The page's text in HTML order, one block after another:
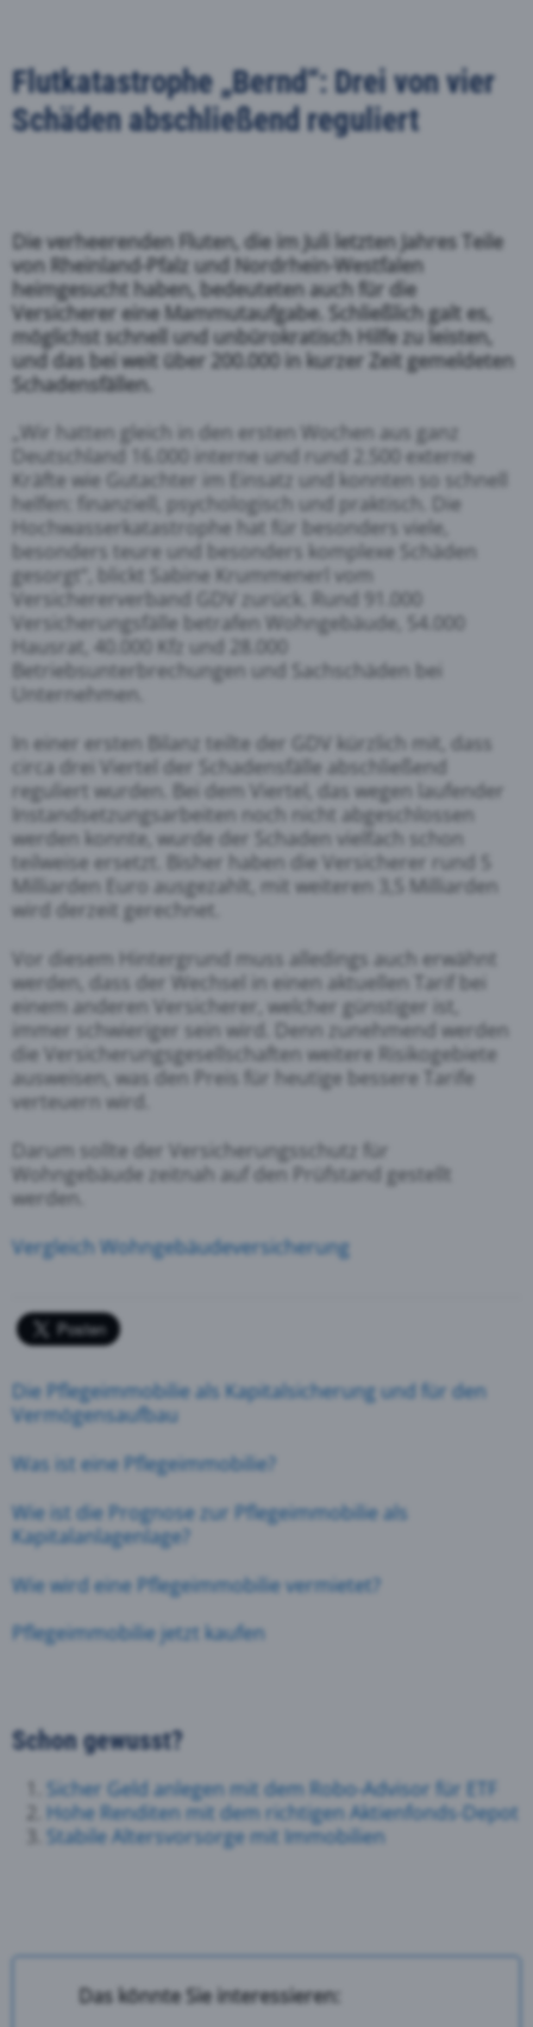
Flutkatastrophe „Bernd“: Drei von vier
Schäden abschließend reguliert
Die verheerenden Fluten, die im Juli letzten Jahres Teile
von Rheinland-Pfalz und Nordrhein-Westfalen
heimgesucht haben, bedeuteten auch für die
Versicherer eine Mammutaufgabe. Schließlich galt es,
möglichst schnell und unbürokratisch Hilfe zu leisten,
und das bei weit über 200.000 in kurzer Zeit gemeldeten
Schadensfällen.
„Wir hatten gleich in den ersten Wochen aus ganz
Deutschland 16.000 interne und rund 2.500 externe
Kräfte wie Gutachter im Einsatz und konnten so schnell
helfen: finanziell, psychologisch und praktisch. Die
Hochwasserkatastrophe hat für besonders viele,
besonders teure und besonders komplexe Schäden
gesorgt“, blickt Sabine Krummenerl vom
Versichererverband GDV zurück. Rund 91.000
Versicherungsfälle betrafen Wohngebäude, 54.000
Hausrat, 40.000 Kfz und 28.000
Betriebsunterbrechungen und Sachschäden bei
Unternehmen.
In einer ersten Bilanz teilte der GDV kürzlich mit, dass
circa drei Viertel der Schadensfälle abschließend
reguliert wurden. Bei dem Viertel, das wegen laufender
Instandsetzungsarbeiten noch nicht abgeschlossen
werden konnte, wurde der Schaden vielfach schon
teilweise ersetzt. Bisher haben die Versicherer rund 5
Milliarden Euro ausgezahlt, mit weiteren 3,5 Milliarden
wird derzeit gerechnet.
Vor diesem Hintergrund muss alledings auch erwähnt
werden, dass der Wechsel in einen aktuellen Tarif bei
einem anderen Versicherer, welcher günstiger ist,
immer schwieriger sein wird. Denn zunehmend werden
die Versicherungsgesellschaften weitere Risikogebiete
ausweisen, was den Preis für heutige bessere Tarife
verteuern wird.
Darum sollte der Versicherungsschutz für
Wohngebäude zeitnah auf den Prüfstand gestellt
werden.
Vergleich Wohngebäudeversicherung
Die Pflegeimmobilie als Kapitalsicherung und für den
Vermögensaufbau
Was ist eine Pflegeimmobilie?
Wie ist die Prognose zur Pflegeimmobilie als
Kapitalanlagenlage?
Wie wird eine Pflegeimmobilie vermietet?
Pflegeimmobilie jetzt kaufen
Schon gewusst?
Sicher Geld anlegen mit dem Robo-Advisor für ETF
Hohe Renditen mit dem richtigen Aktienfonds-Depot
Stabile Altersvorsorge mit Immobilien
Das könnte Sie interessieren: